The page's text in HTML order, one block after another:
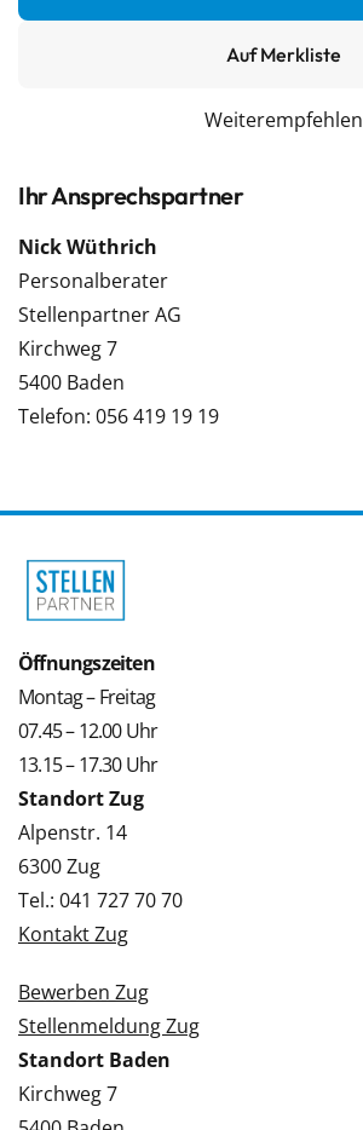
Auf Merkliste
Weiterempfehlen
Ihr Ansprechspartner
Nick Wüthrich
Personalberater
Stellenpartner AG
Kirchweg 7
5400 Baden
Telefon: 056 419 19 19
Öffnungszeiten
Montag – Freitag
07.45 – 12.00 Uhr
13.15 – 17.30 Uhr
Standort Zug
Alpenstr. 14
6300 Zug
Tel.: 041 727 70 70
Kontakt Zug
Bewerben Zug
Stellenmeldung Zug
Standort Baden
Kirchweg 7